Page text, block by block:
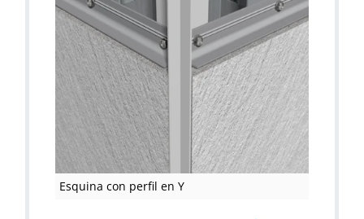
Esquina con perfil en Y